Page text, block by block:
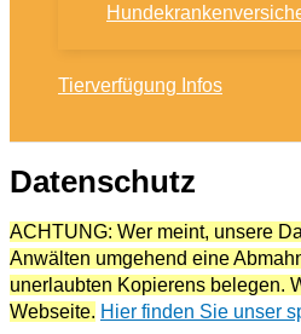
Tierverfügung Infos
Datenschutz
ACHTUNG: Wer meint, unsere
Anwälten umgehend eine
unerlaubten Kopierens belegen.
Webseite. Hier finden Sie unser